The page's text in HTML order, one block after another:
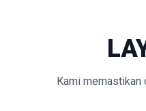
Kami memastikan